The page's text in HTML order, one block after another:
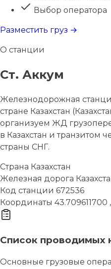
Выбор оператора
Разместить груз →
О станции
Ст. Аккум
Железнодорожная
стране Казахстан
организуем ЖД
в Казахстан и транзитом
страны СНГ.
Страна Казахстан
Железная дорога
Код станции 672536
Координаты 43.709611700
Список проводимых
Основные грузовые